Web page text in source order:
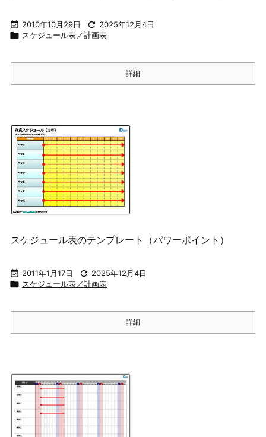
 2010年10月29日  2025年12月4日
 スケジュール表／計画表
詳細
スケジュール表のテンプレート（パワーポイント）
 2011年1月17日  2025年12月4日
 スケジュール表／計画表
詳細